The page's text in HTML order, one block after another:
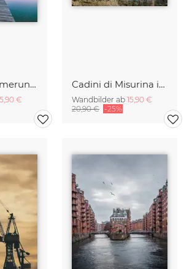
Morgendämmerung am Traunsee
€
Cadini di Misurina im Sommer - Panorama
Wandbilder ab 15,90 €
20,90 € -25%